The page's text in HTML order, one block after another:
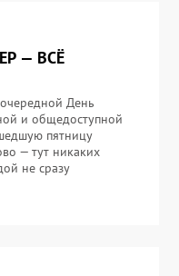
— ВСЁ
День
и общедоступной
пятницу
— тут никаких
не сразу